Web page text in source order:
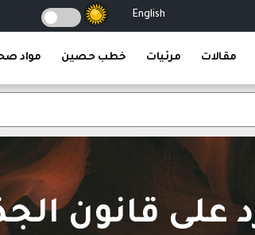
English
مقالات مرئيات خطب حصين مواد
على قانون